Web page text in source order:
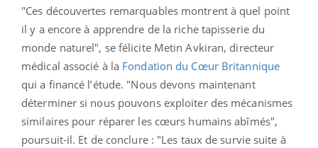
"Ces découvertes remarquables montrent à quel point
il y a encore à apprendre de la riche tapisserie du
monde naturel", se félicite Metin Avkiran, directeur
médical associé à la Fondation du Cœur Britannique
qui a financé l’étude. "Nous devons maintenant
déterminer si nous pouvons exploiter des mécanismes
similaires pour réparer les cœurs humains abîmés",
poursuit-il. Et de conclure : "Les taux de survie suite à